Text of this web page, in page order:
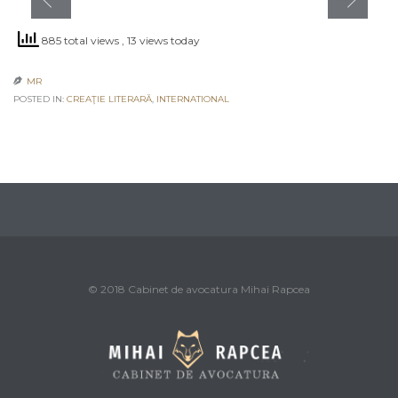
885 total views , 13 views today
 MR
POSTED IN: CREAŢIE LITERARĂ, INTERNATIONAL
© 2018 Cabinet de avocatura Mihai Rapcea